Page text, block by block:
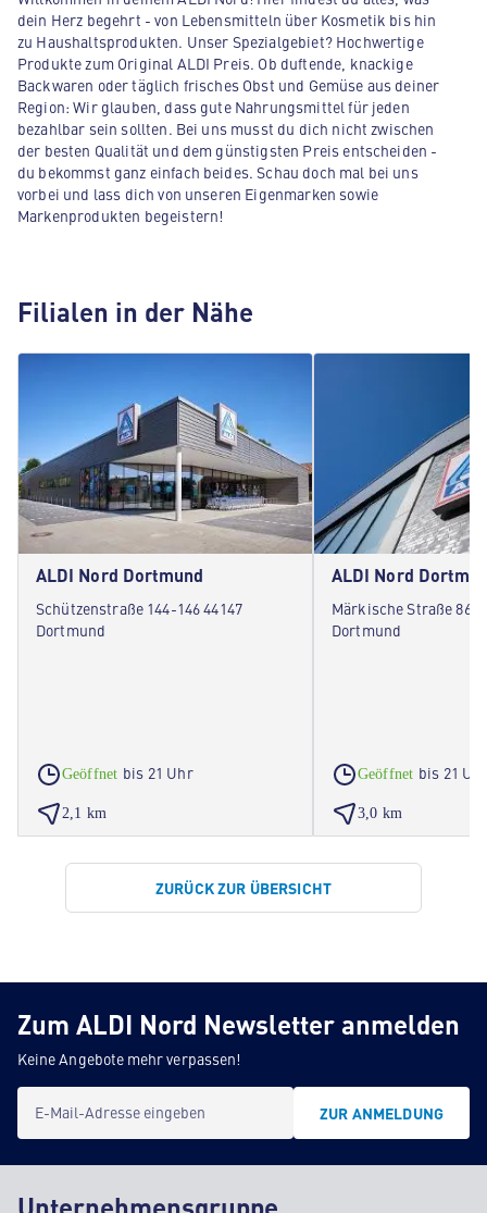
dein Herz begehrt - von Lebensmitteln über Kosmetik bis hin
zu Haushaltsprodukten. Unser Spezialgebiet? Hochwertige
Produkte zum Original ALDI Preis. Ob duftende, knackige
Backwaren oder täglich frisches Obst und Gemüse aus deiner
Region: Wir glauben, dass gute Nahrungsmittel für jeden
bezahlbar sein sollten. Bei uns musst du dich nicht zwischen
der besten Qualität und dem günstigsten Preis entscheiden -
du bekommst ganz einfach beides. Schau doch mal bei uns
vorbei und lass dich von unseren Eigenmarken sowie
Markenprodukten begeistern!
Filialen in der Nähe
ALDI Nord Dortmund
Schützenstraße 144-146 44147
Dortmund
Geöffnet bis 21 Uhr
2,1 km
ALDI Nord
Märkische Straße 86-
Dortmund
Geöffnet bis 21
3,0 km
ZURÜCK ZUR ÜBERSICHT
Zum ALDI Nord Newsletter anmelden
Keine Angebote mehr verpassen!
E-Mail-Adresse eingeben ZUR ANMELDUNG